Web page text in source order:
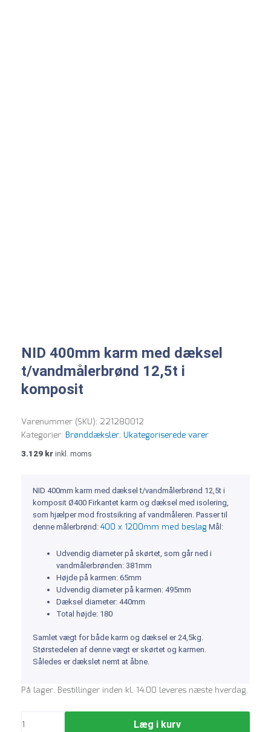
NID 400mm karm med dæksel
t/vandmålerbrønd 12,5t i
komposit
Varenummer (SKU): 221280012
Kategorier: Brønddæksler, Ukategoriserede varer
3.129 kr inkl. moms
NID 400mm karm med dæksel t/vandmålerbrønd 12,5t i
komposit Ø400 Firkantet karm og dæksel med isolering,
som hjælper mod frostsikring af vandmåleren. Passer til
denne målerbrønd: 400 x 1200mm med beslag Mål:
Udvendig diameter på skørtet, som går ned i
vandmålerbrønden: 381mm
Højde på karmen: 65mm
Udvendig diameter på karmen: 495mm
Dæksel diameter: 440mm
Total højde: 180
Samlet vægt for både karm og dæksel er 24,5kg.
Størstedelen af denne vægt er skørtet og karmen.
Således er dækslet nemt at åbne.
På lager. Bestillinger inden kl. 14.00 leveres næste hverdag.
NID
Læg i kurv